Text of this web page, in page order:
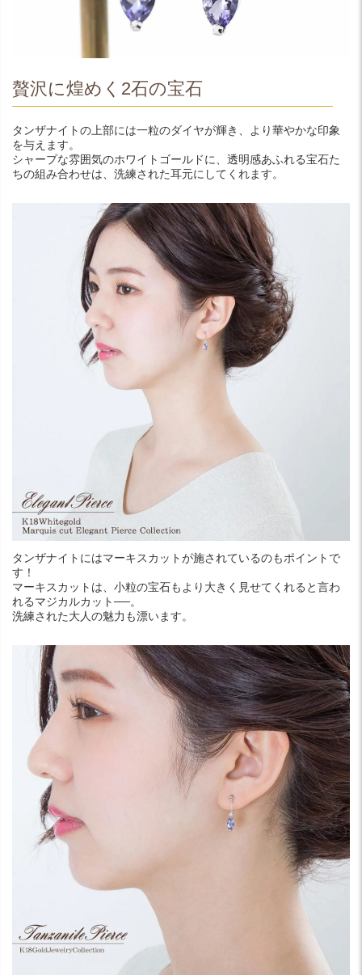
贅沢に煌めく2石の宝石
タンザナイトの上部には一粒のダイヤが輝き、より華やかな印象
を与えます。
シャープな雰囲気のホワイトゴールドに、透明感あふれる宝石た
ちの組み合わせは、洗練された耳元にしてくれます。
タンザナイトにはマーキスカットが施されているのもポイントで
す！
マーキスカットは、小粒の宝石もより大きく見せてくれると言わ
れるマジカルカット──。
洗練された大人の魅力も漂います。